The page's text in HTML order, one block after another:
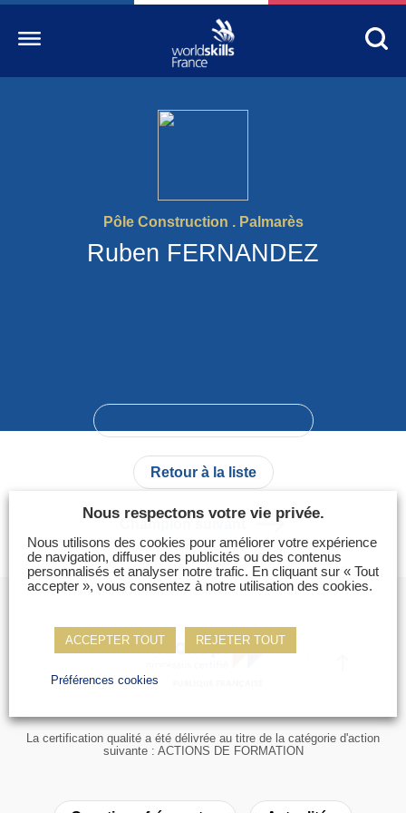
Pôle Construction . Palmarès
Ruben FERNANDEZ
La compétition
Découvrez un métier
S’informer
Photos
Contactez-nous
Suivez l’Équipe de France des métiers
Shanghai 2026
Questions fréquentes
Espace presse
Retour à la liste
Champion suivant
La certification qualité a été délivrée au titre de la catégorie d'action
suivante : ACTIONS DE FORMATION
Nous respectons votre vie privée.
Nous utilisons des cookies pour améliorer votre expérience
de navigation, diffuser des publicités ou des contenus
personnalisés et analyser notre trafic. En cliquant sur « Tout
accepter », vous consentez à notre utilisation des cookies.
ACCEPTER TOUT REJETER TOUT
Préférences cookies